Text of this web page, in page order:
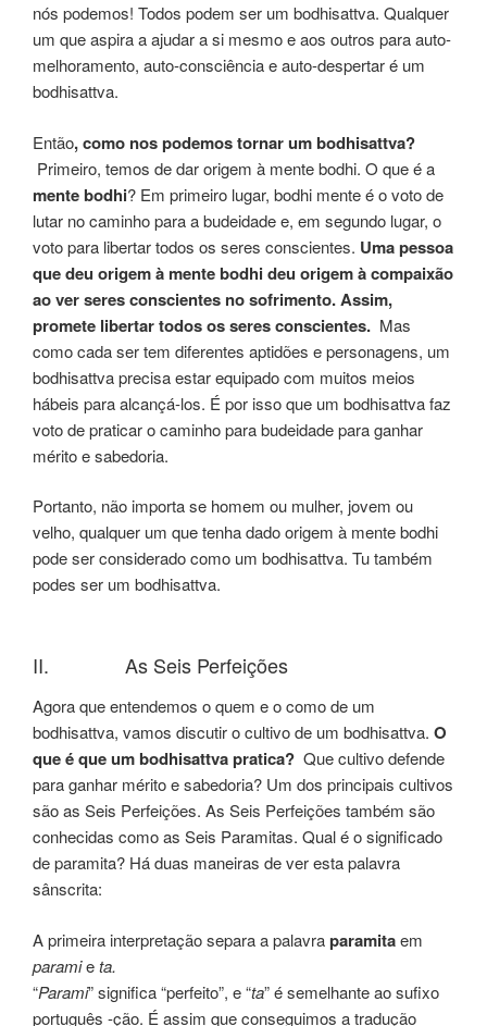
nós podemos! Todos podem ser um bodhisattva. Qualquer
um que aspira a ajudar a si mesmo e aos outros para auto-
melhoramento, auto-consciência e auto-despertar é um
bodhisattva.
Então, como nos podemos tornar um bodhisattva?
Primeiro, temos de dar origem à mente bodhi. O que é a
mente bodhi? Em primeiro lugar, bodhi mente é o voto de
lutar no caminho para a budeidade e, em segundo lugar, o
voto para libertar todos os seres conscientes. Uma pessoa
que deu origem à mente bodhi deu origem à compaixão
ao ver seres conscientes no sofrimento. Assim,
promete libertar todos os seres conscientes. Mas
como cada ser tem diferentes aptidões e personagens, um
bodhisattva precisa estar equipado com muitos meios
hábeis para alcançá-los. É por isso que um bodhisattva faz
voto de praticar o caminho para budeidade para ganhar
mérito e sabedoria.
Portanto, não importa se homem ou mulher, jovem ou
velho, qualquer um que tenha dado origem à mente bodhi
pode ser considerado como um bodhisattva. Tu também
podes ser um bodhisattva.
II. As Seis Perfeições
Agora que entendemos o quem e o como de um
bodhisattva, vamos discutir o cultivo de um bodhisattva. O
que é que um bodhisattva pratica? Que cultivo defende
para ganhar mérito e sabedoria? Um dos principais cultivos
são as Seis Perfeições. As Seis Perfeições também são
conhecidas como as Seis Paramitas. Qual é o significado
de paramita? Há duas maneiras de ver esta palavra
sânscrita:
A primeira interpretação separa a palavraparamitaem
paramieta.
“Parami” significa “perfeito”, e “ta” é semelhante ao sufixo
português -ção. É assim que conseguimos a tradução